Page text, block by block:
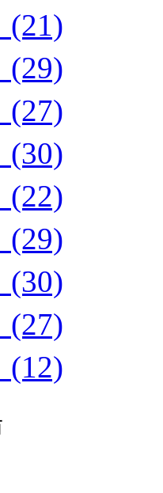
(21)
(29)
(27)
(30)
(22)
(29)
(30)
(27)
(12)